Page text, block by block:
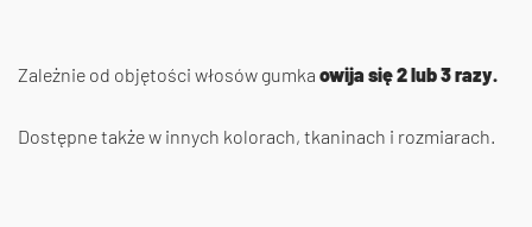
Zależnie od objętości włosów gumka owija się 2 lub 3 razy.
Dostępne także w innych kolorach, tkaninach i rozmiarach.